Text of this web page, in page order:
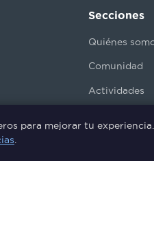
Secciones
Quiénes
Comunidad
Actividades
para mejorar tu